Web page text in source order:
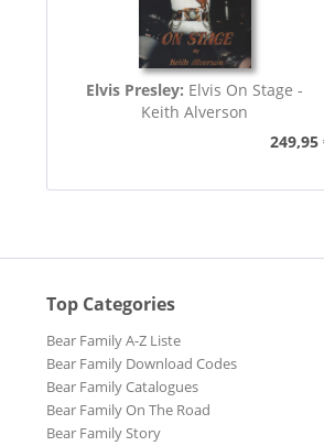
Elvis Presley: Elvis On Stage -
Keith Alverson
249,95
Top Categories
Bear Family A-Z Liste
Bear Family Download Codes
Bear Family Catalogues
Bear Family On The Road
Bear Family Story